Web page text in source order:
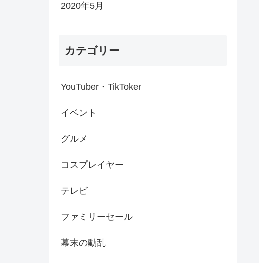
2020年5月
カテゴリー
YouTuber・TikToker
イベント
グルメ
コスプレイヤー
テレビ
ファミリーセール
幕末の動乱